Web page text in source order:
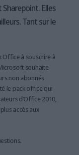
Elles
Tant sur le
Office à souscrire à
souhaite
non abonnés
le pack office qui
d’Office 2010,
accès aux